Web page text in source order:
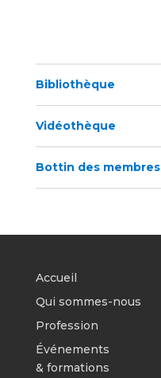
Bibliothèque
Vidéothèque
Bottin des membres
Accueil
Qui sommes-nous
Profession
Événements
& formations